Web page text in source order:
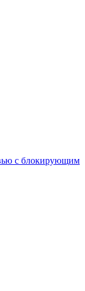
с блокирующим